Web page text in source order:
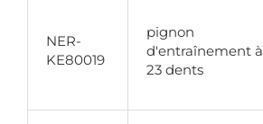
NER-
KE80019
pignon
d'entraînement à
23 dents